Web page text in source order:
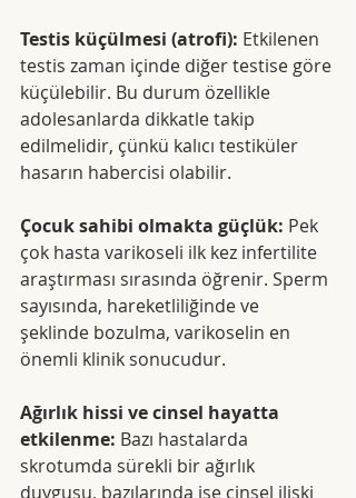
Testis küçülmesi (atrofi): Etkilenen
testis zaman içinde diğer testise göre
küçülebilir. Bu durum özellikle
adolesanlarda dikkatle takip
edilmelidir, çünkü kalıcı testiküler
hasarın habercisi olabilir.
Çocuk sahibi olmakta güçlük: Pek
çok hasta varikoseli ilk kez infertilite
araştırması sırasında öğrenir. Sperm
sayısında, hareketliliğinde ve
şeklinde bozulma, varikoselin en
önemli klinik sonucudur.
Ağırlık hissi ve cinsel hayatta
etkilenme: Bazı hastalarda
skrotumda sürekli bir ağırlık
duygusu, bazılarında ise cinsel ilişki